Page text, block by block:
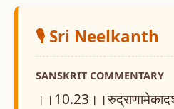
🎙️ Sri Neelkanth
SANSKRIT COMMENTARY